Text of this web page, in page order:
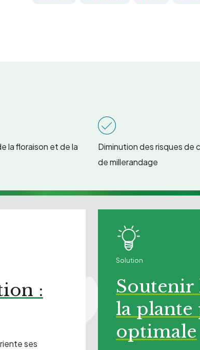
la floraison et de la
Diminution des risques de
de millerandage
:
ses
Solution
Soutenir
la
optimale